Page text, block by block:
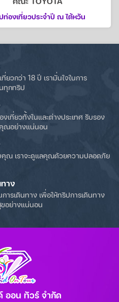
กดูแลยันไปซื้อผ้าอนามัยให้ ใช้บริการ
กันยาว ๆไปเลยค่ะ
ท่องเที่ยวประจำปี ณ ไต้หวัน
ยวกว่า 18 ปี เรามั่นใจในการ
ทุกทริป
เที่ยวทั้งในและต่างประเทศ รับรอง
ณอย่างแน่นอน
ณ เราจะดูแลคุณด้วยความปลอดภัย
าง
การเดินทาง เพื่อให้ทริปการเดินทาง
อย่างแน่นอน
ออน ทัวร์ จำกัด